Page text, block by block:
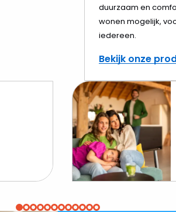
duurzaam en
wonen mogelijk,
iedereen.
Bekijk onze
Lees
meer
over
Cv-
voor